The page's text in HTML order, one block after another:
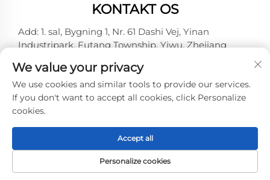
KONTAKT OS
Add: 1. sal, Bygning 1, Nr. 61 Dashi Vej, Yinan
Industripark, Futang Township, Yiwu, Zhejiang
Tel: +86-15727967357
E-mail:[email protected]
Copyright © 2025 Yiwu Tianli Packaging Co.,Ltd. Alle
rettigheder forbeholdes -
We value your privacy
We use cookies and similar tools to provide our services.
If you don't want to accept all cookies, click Personalize
cookies.
Personalize cookies
Accept all